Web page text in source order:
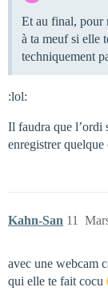
Et au final, pour
à ta meuf si elle
techniquement
:lol:
Il faudra que l’ordi
enregistrer quelque
Kahn-San 11
avec une webcam
qui elle te fait cocu